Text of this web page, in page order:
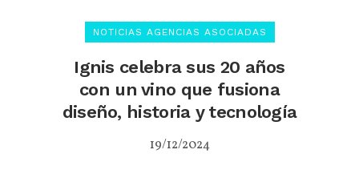
NOTICIAS AGENCIAS ASOCIADAS
Ignis celebra sus 20 años
con un vino que fusiona
diseño, historia y tecnología
19/12/2024